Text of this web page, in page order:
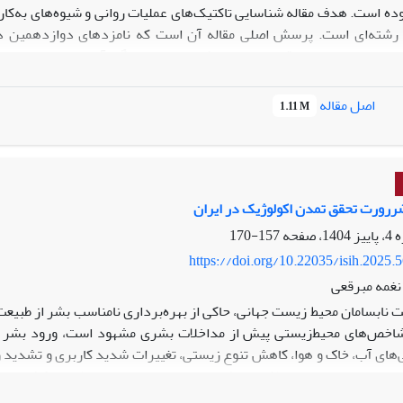
است. هدف مقاله شناسایی تاکتیک‌های عملیات روانی و شیوه‌های
رشته‌ای است. پرسش اصلی مقاله آن است که نامزدهای دوازدهمین
روانی در برابر رقیبان استفاده کرده‌اند؟ برای گردآوری و
داده‌ها، هدفمند و بر اساس شاخص‌های برگرفته از مبانی نظری
تاکتیک‌ها، ذیل دو مفهوم قابل ارائه‌اند: اول تاکتیک‌های تدافعی –
جدید نظیر تاکتیک بگم بگم!، تهدید به پیگیری قضایی! و ارائه
اجرایی چشمگیر نمایندگی می‌شود.
اصل مقاله 1.11 M
تحقق تمدن اکولوژیک در ایران
157-170
https://doi.org/10.22035/
مبرقعی
نابسامان محیط زیست جهانی، حاکی از بهره‌برداری نامناسب بشر از
محیط‌زیستی پیش از مداخلات بشری مشهود است، ورود بشر
آب، خاک و هوا، کاهش تنوع زیستی، تغییرات شدید کاربری و
در دهه‌های اخیر، تلاش‌های فراوانی برای حل این معضلات در